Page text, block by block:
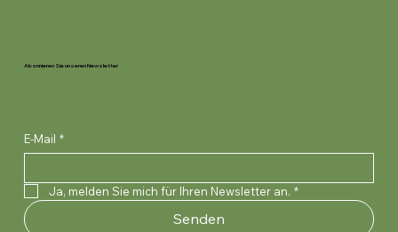
Abonnieren Sie unseren Newsletter
E-Mail *
Ja, melden Sie mich für Ihren Newsletter an. *
Senden